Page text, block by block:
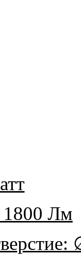
1800 Лм